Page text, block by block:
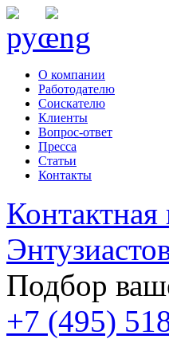
О компании
Работодателю
Соискателю
Клиенты
Вопрос-ответ
Пресса
Статьи
Контакты
Подбор
+7 (495)